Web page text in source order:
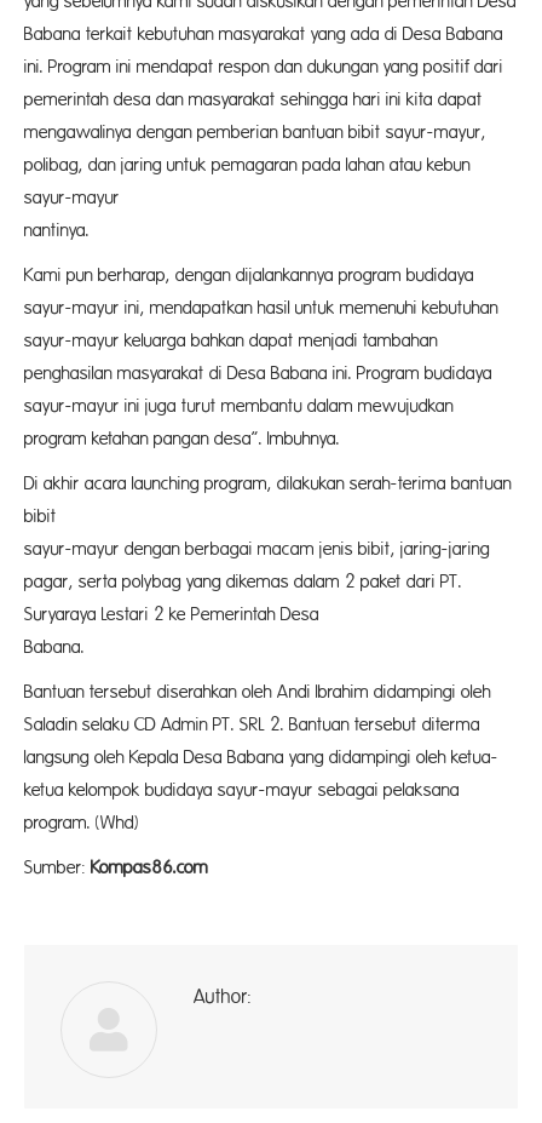
Babana terkait kebutuhan masyarakat yang ada di Desa Babana
ini. Program ini mendapat respon dan dukungan yang positif dari
pemerintah desa dan masyarakat sehingga hari ini kita dapat
mengawalinya dengan pemberian bantuan bibit sayur-mayur,
polibag, dan jaring untuk pemagaran pada lahan atau kebun
sayur-mayur
Kami pun berharap, dengan dijalankannya program budidaya
sayur-mayur ini, mendapatkan hasil untuk memenuhi kebutuhan
sayur-mayur keluarga bahkan dapat menjadi tambahan
penghasilan masyarakat di Desa Babana ini. Program budidaya
sayur-mayur ini juga turut membantu dalam mewujudkan
program ketahan pangan desa”. Imbuhnya.
Di akhir acara launching program, dilakukan serah-terima bantuan
sayur-mayur dengan berbagai macam jenis bibit, jaring-jaring
pagar, serta polybag yang dikemas dalam 2 paket dari PT.
Suryaraya Lestari 2 ke Pemerintah Desa
Bantuan tersebut diserahkan oleh Andi Ibrahim didampingi oleh
Saladin selaku CD Admin PT. SRL 2. Bantuan tersebut diterma
langsung oleh Kepala Desa Babana yang didampingi oleh ketua-
ketua kelompok budidaya sayur-mayur sebagai pelaksana
program. (Whd)
Sumber: Kompas86.com
Author: